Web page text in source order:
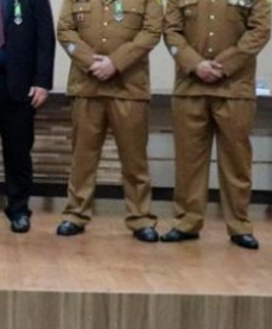
ELEIÇÕES 2024 -
MUNICIPIOS NO
PARANÁ
PRÊMIO BOAS
PRÁTICAS - 2025
EDITAIS E
DOCUMENTOS -
ELEIÇÃO
ASSOFEPAR 25-
27
ENTRAR